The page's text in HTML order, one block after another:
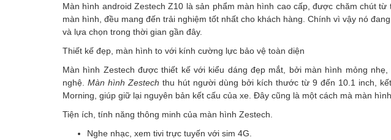
Màn hình android Zestech Z10 là sản phẩm màn hình cao cấp, được chăm chút
màn hình, đều mang đến trải nghiệm tốt nhất cho khách hàng. Chính vì vậy nó
và lựa chọn trong thời gian gần đây.
Thiết kế đẹp, màn hình to với kính cường lực bảo vệ toàn diện
Màn hình Zestech được thiết kế với kiểu dáng đẹp mắt, bởi màn hình mỏng
nghệ.Màn hình Zestechthu hút người dùng bởi kích thước từ 9 đến 10.1 inch,
Morning, giúp giữ lại nguyên bản kết cấu của xe. Đây cũng là một cách mà màn
Tiện ích, tính năng thông minh của màn hình Zestech.
Nghe nhạc, xem tivi trực tuyến với sim 4G.